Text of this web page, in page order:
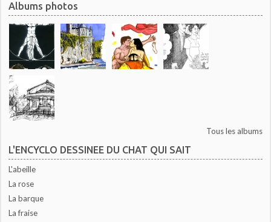
Albums photos
Tous les albums
L'ENCYCLO DESSINEE DU CHAT QUI SAIT
L'abeille
La rose
La barque
La fraise